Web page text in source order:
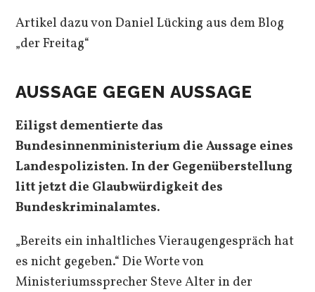
Artikel dazu von Daniel Lücking aus dem Blog
„der Freitag“
AUSSAGE GEGEN AUSSAGE
Eiligst dementierte das
Bundesinnenministerium die Aussage eines
Landespolizisten. In der Gegenüberstellung
litt jetzt die Glaubwürdigkeit des
Bundeskriminalamtes.
„Bereits ein inhaltliches Vieraugengespräch hat
es nicht gegeben.“ Die Worte von
Ministeriumssprecher Steve Alter in der